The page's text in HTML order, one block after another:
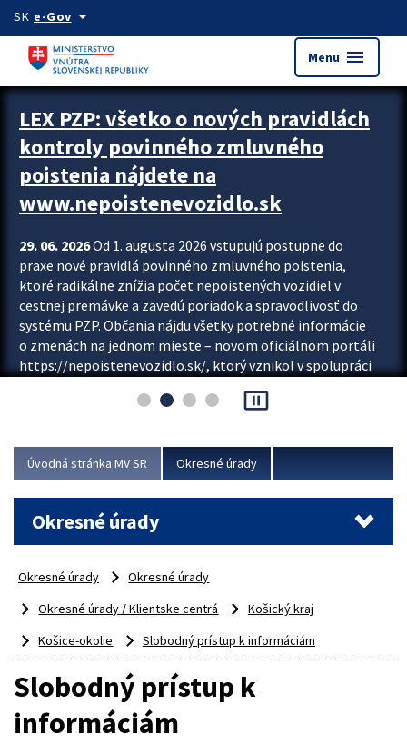
Preskocit na hlavný obsah
SK e-Govarrow_drop_down
Menu menu
Zastavit automatický posun upútavok
LEX PZP: všetko o nových pravidlách
kontroly povinného zmluvného
poistenia nájdete na
www.nepoistenevozidlo.sk
29. 06. 2026Od 1. augusta 2026 vstupujú postupne do
praxe nové pravidlá povinného zmluvného poistenia,
ktoré radikálne znížia počet nepoistených vozidiel v
cestnej premávke a zavedú poriadok a spravodlivosť do
systému PZP. Občania nájdu všetky potrebné informácie
o zmenách na jednom mieste – novom oficiálnom portáli
https://nepoistenevozidlo.sk/, ktorý vznikol v spolupráci
asociácie poisťovní (SLASPO) a Ministerstva vnútra SR.
Viac
pause_presentation
Úvodná stránka MV SR Okresné úrady
Okresné úrady
Okresné úrady
Okresné úrady
Okresné úrady / Klientske centrá
Košický kraj
Košice-okolie
Slobodný prístup k informáciám
Slobodný prístup k
informáciám